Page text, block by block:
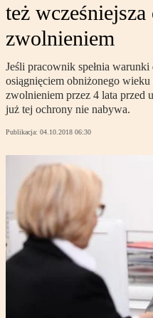
też
zwolnieniem
Jeśli pracownik spełnia
osiągnięciem obniżonego
zwolnieniem przez 4 lata przed
już tej ochrony nie nabywa.
Publikacja: 04.10.2018 06:30